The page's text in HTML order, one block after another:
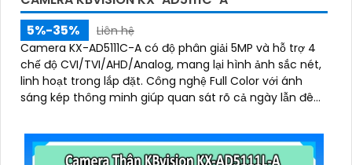
5%-35%
Liên hệ
Camera KX-AD5111C-A có độ phân giải 5MP và hỗ trợ 4
chế độ CVI/TVI/AHD/Analog, mang lại hình ảnh sắc nét,
linh hoạt trong lắp đặt. Công nghệ Full Color với ánh
sáng kép thông minh giúp quan sát rõ cả ngày lẫn đêm,